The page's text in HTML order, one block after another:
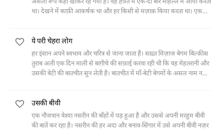
असली रूप कहीं खोकर रह गया है। वह हफ़्ते में एक-दो बार मोहल्ले में आया करता
था। देखने में काफ़ी आकर्षक था और हर किसी से मज़ाक़ किया करता था। एक
निकल पड़ा।
ये परी चेहरा लोग
हर इंसान अपने स्वभाव और चरित्र से जाना जाता है। सख़्त मिज़ाज बेगम बिल्क़ीस
तुराब अली एक दिन माली से बाग़ीचे की सफ़ाई करवा रही थी कि वह मेहतरानी और
उसकी बेटी की बातचीत सुन लेती है। बातचीत में माँ-बेटी बेगमों के असल नाम न
हैं कि उन्होंने उसका नाम क्या रखा है? मेहतरानी उसके सामने तो मना कर देती है
लेकिन उसने बेगम बिल्कीस का जो नाम रखा होता है वह अपने शौहर के सामने ले
देती है।
उसकी बीवी
एक नौजवान वेश्या नसरीन की बाँहों में पड़ हुआ है और उससे अपनी मरहूम बीवी
की बातें कर रहा है। नसरीन की हर अदा और बनाव-सिंगार में उसे अपनी बीवी नज़र